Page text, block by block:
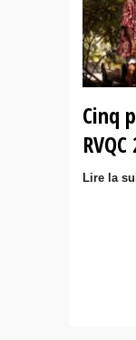
Cinq
Lire la